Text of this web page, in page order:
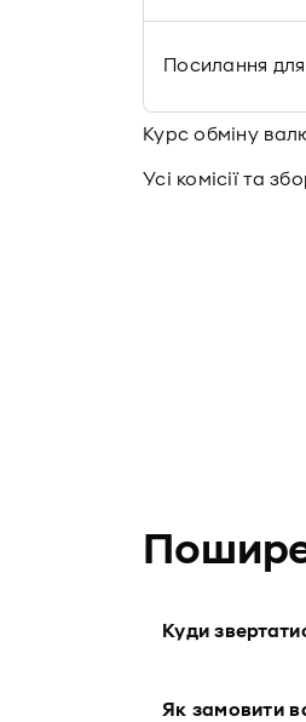
Посилання
Курс обміну
Усі комісії та
Куди
Як замовити